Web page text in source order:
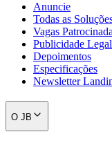
Anuncie
Todas as
Vagas
Publicidade Legal
Depoimentos
Especificações
Newsletter
O JB